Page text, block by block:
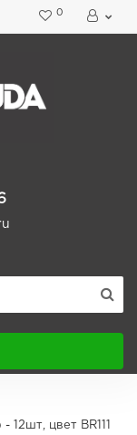
0
цвет BR111